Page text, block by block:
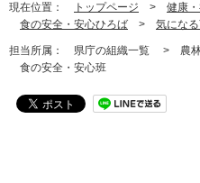
現在位置： トップページ > 健康
食の安全・安心ひろば > 気にな
担当所属： 県庁の組織一覧 > 農
食の安全・安心班